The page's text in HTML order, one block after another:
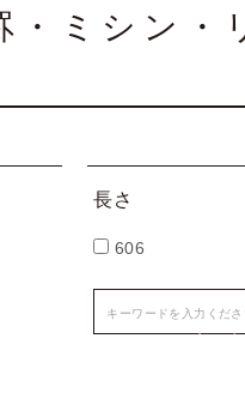
ミシン・
長さ
606